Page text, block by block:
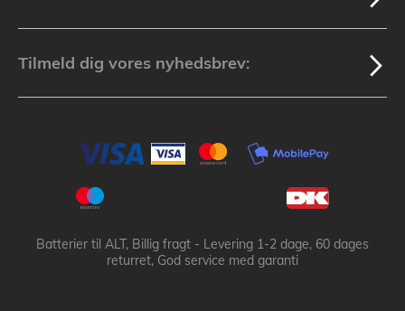
Tilmeld dig vores nyhedsbrev:
Batterier til ALT, Billig fragt - Levering 1-2 dage, 60 dages
returret, God service med garanti